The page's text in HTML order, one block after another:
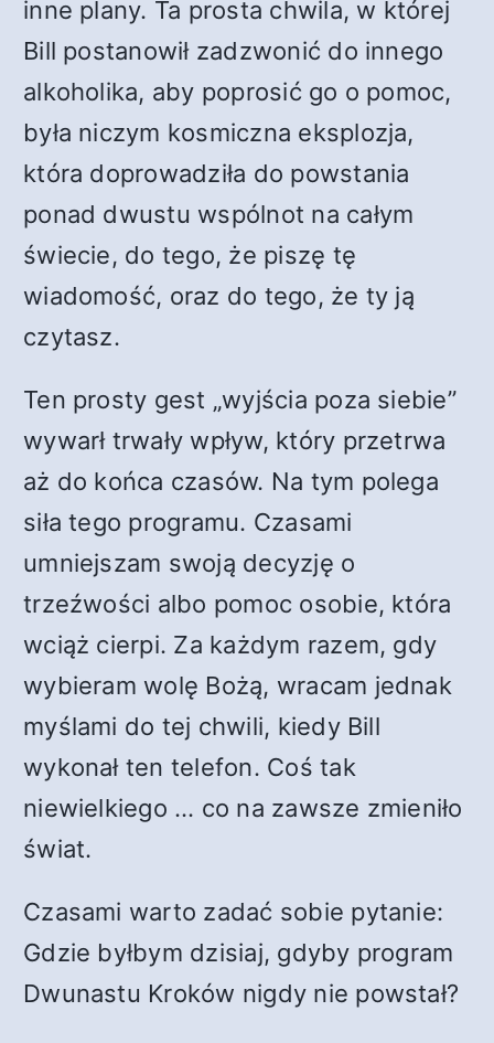
inne plany. Ta prosta chwila, w której
Bill postanowił zadzwonić do innego
alkoholika, aby poprosić go o pomoc,
była niczym kosmiczna eksplozja,
która doprowadziła do powstania
ponad dwustu wspólnot na całym
świecie, do tego, że piszę tę
wiadomość, oraz do tego, że ty ją
czytasz.
Ten prosty gest „wyjścia poza siebie”
wywarł trwały wpływ, który przetrwa
aż do końca czasów. Na tym polega
siła tego programu. Czasami
umniejszam swoją decyzję o
trzeźwości albo pomoc osobie, która
wciąż cierpi. Za każdym razem, gdy
wybieram wolę Bożą, wracam jednak
myślami do tej chwili, kiedy Bill
wykonał ten telefon. Coś tak
niewielkiego … co na zawsze zmieniło
świat.
Czasami warto zadać sobie pytanie:
Gdzie byłbym dzisiaj, gdyby program
Dwunastu Kroków nigdy nie powstał?